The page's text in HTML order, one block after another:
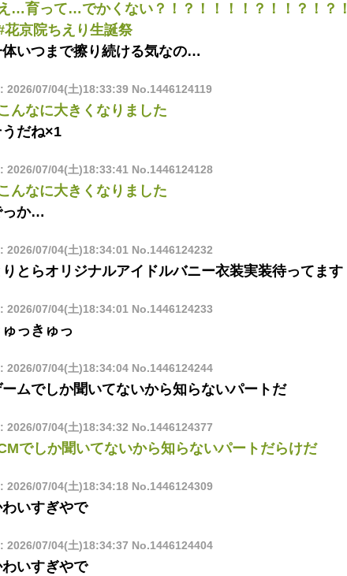
…育って…でかくない？！？！！！！？！！？！？！
花京院ちえり生誕祭
いつまで擦り続ける気なの…
2026/07/04(土)18:33:39No.1446124119
んなに大きくなりました
うだね×1
2026/07/04(土)18:33:41No.1446124128
んなに大きくなりました
っか…
: 2026/07/04(土)18:34:01No.1446124232
りとらオリジナルアイドルバニー衣装実装待ってます
: 2026/07/04(土)18:34:01No.1446124233
ゅっきゅっ
2026/07/04(土)18:34:04No.1446124244
ムでしか聞いてないから知らないパートだ
: 2026/07/04(土)18:34:32 No.1446124377
でしか聞いてないから知らないパートだらけだ
2026/07/04(土)18:34:18No.1446124309
いすぎやで
: 2026/07/04(土)18:34:37 No.1446124404
いすぎやで